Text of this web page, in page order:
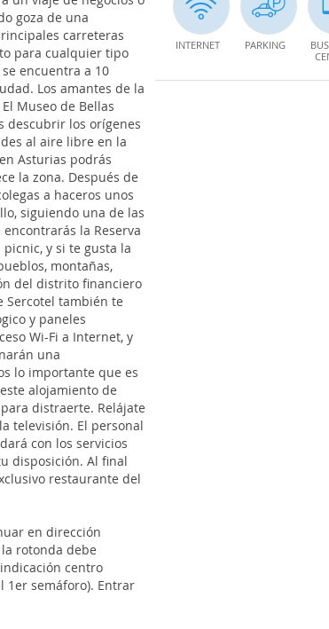
goza de una
carreteras
para cualquier tipo
encuentra a 10
Los amantes de la
Museo de Bellas
descubrir los orígenes
al aire libre en la
Asturias podrás
la zona. Después de
a haceros unos
siguiendo una de las
la Reserva
y si te gusta la
montañas,
del distrito financiero
Sercotel también te
y paneles
Wi-Fi a Internet, y
una
lo importante que es
alojamiento de
distraerte. Relájate
televisión. El personal
con los servicios
disposición. Al final
restaurante del
en dirección
rotonda debe
centro
1er semáforo). Entrar
INTERNET PARKING